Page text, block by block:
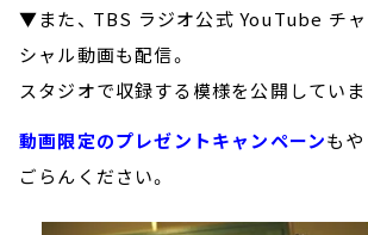
▼また、 TBS ラジオ公式 YouTube チ
シャル動画も配信。
スタジオで収録する模様を公開していま
動画限定のプレゼントキャンペーンもや
ごらんください。